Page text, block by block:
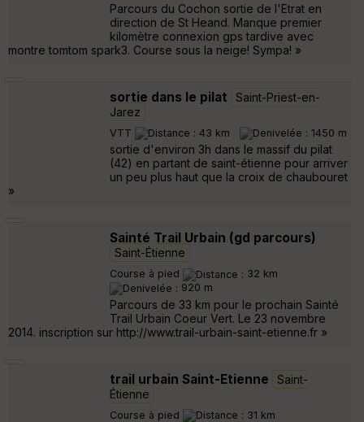
Parcours du Cochon sortie de l'Etrat en
direction de St Heand. Manque premier
kilomètre connexion gps tardive avec
montre tomtom spark3. Course sous la neige! Sympa! »
sortie dans le pilat
Saint-Priest-en-
Jarez
VTT 43 km 1450 m
sortie d'environ 3h dans le massif du pilat
(42) en partant de saint-étienne pour arriver
un peu plus haut que la croix de chaubouret
»
Sainté Trail Urbain (gd parcours)
Saint-Étienne
Course à pied
32 km
920 m
Parcours de 33 km pour le prochain Sainté
Trail Urbain Coeur Vert. Le 23 novembre
2014. inscription sur http://www.trail-urbain-saint-etienne.fr »
trail urbain Saint-Etienne
Saint-
Étienne
Course à pied 31 km